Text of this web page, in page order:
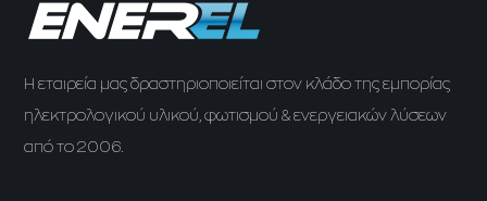
H εταιρεία μας δραστηριοποιείται στον κλάδο της εμπορίας
ηλεκτρολογικού υλικού, φωτισμού & ενεργειακών λύσεων
από το 2006.